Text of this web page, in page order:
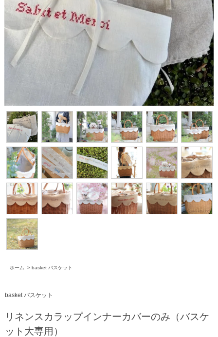
ホーム > basket バスケット
basket バスケット
リネンスカラップインナーカバーのみ（バスケ
ット大専用）